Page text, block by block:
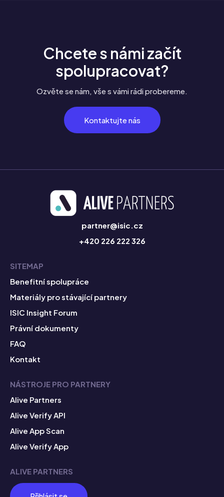
Chcete s námi začít
spolupracovat?
Ozvěte se nám, vše s vámi rádi probereme.
Kontaktujte nás
partner@isic.cz
+420 226 222 326
SITEMAP
Benefitní spolupráce
Materiály pro stávající partnery
ISIC Insight Forum
Právní dokumenty
FAQ
Kontakt
NÁSTROJE PRO PARTNERY
Alive Partners
Alive Verify API
Alive App Scan
Alive Verify App
ALIVE PARTNERS